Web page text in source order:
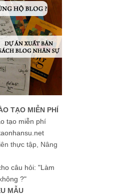
TẠO MIỄN PHÍ
tạo miễn phí
thực tập, Nâng
câu hỏi: "Làm
?"
MẪU